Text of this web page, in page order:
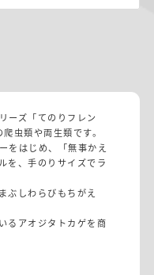
ーズ「てのりフレン
虫類や両生類です。
をはじめ、「無事かえ
を、手のりサイズでラ
ぶしわらびもちがえ
るアオジタトカゲを商